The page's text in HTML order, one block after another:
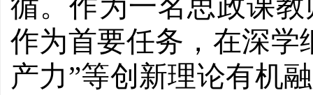
循。作为一名思政课
作为首要任务，在深学
产力”等创新理论有机